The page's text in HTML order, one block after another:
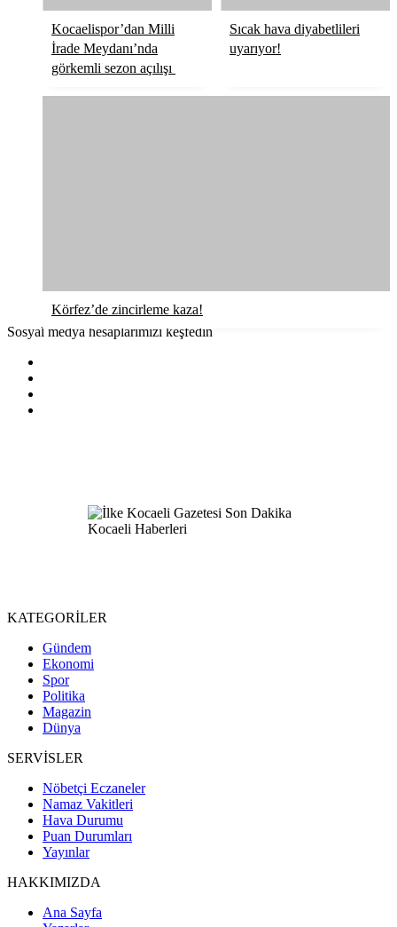
Kocaelispor’dan Milli
İrade Meydanı’nda
görkemli sezon açılışı
Sıcak hava diyabetlileri
uyarıyor!
Körfez’de zincirleme kaza!
Sosyal medya hesaplarımızı keşfedin
KATEGORİLER
Gündem
Ekonomi
Spor
Politika
Magazin
Dünya
SERVİSLER
Nöbetçi Eczaneler
Namaz Vakitleri
Hava Durumu
Puan Durumları
Yayınlar
HAKKIMIZDA
Ana Sayfa